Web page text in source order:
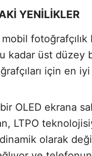
YENİLİKLER
kadar üst düzey
için en
OLED ekrana
LTPO
dinamik olarak